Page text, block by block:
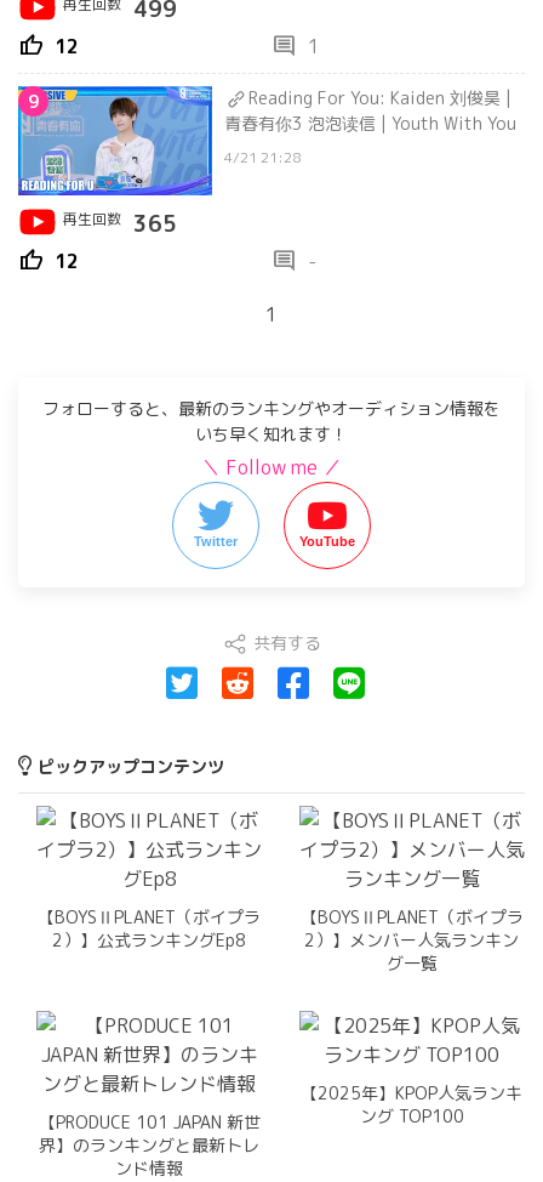
再生回数 499
thumb_up 12 comment 1
9
Reading For You: Kaiden 刘俊昊 |
青春有你3 泡泡读信 | Youth With You
4/21 21:28
再生回数 365
thumb_up 12 comment -
1
フォローすると、最新のランキングやオーディション情報を
いち早く知れます！
＼ Follow me ／
Twitter YouTube
共有する
ピックアップコンテンツ
【BOYSⅡPLANET（ボイプラ
2）】公式ランキングEp8
【BOYSⅡPLANET（ボイプラ
2）】メンバー人気ランキン
グ一覧
【PRODUCE 101 JAPAN 新世
界】のランキングと最新トレ
ンド情報
【2025年】KPOP人気ランキ
ング TOP100